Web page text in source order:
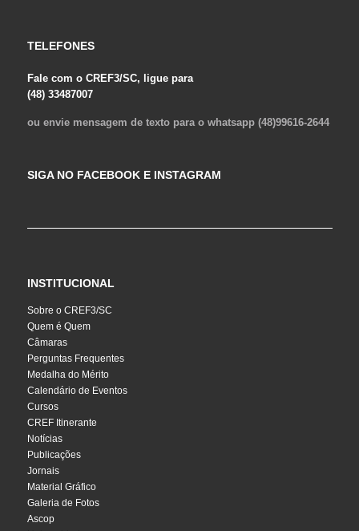
TELEFONES
Fale com o CREF3/SC, ligue para
(48) 33487007
ou envie mensagem de texto para o whatsapp (48)99616-2644
SIGA NO FACEBOOK E INSTAGRAM
INSTITUCIONAL
Sobre o CREF3/SC
Quem é Quem
Câmaras
Perguntas Frequentes
Medalha do Mérito
Calendário de Eventos
Cursos
CREF Itinerante
Notícias
Publicações
Jornais
Material Gráfico
Galeria de Fotos
Ascop